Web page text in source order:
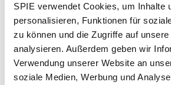
SPIE verwendet Cookies, um Inhalte
personalisieren, Funktionen für
zu können und die Zugriffe auf
analysieren. Außerdem geben wir
Verwendung unserer Website an
soziale Medien, Werbung und
an, um Daten zu übermitteln:
Lebenslauf
hochladen